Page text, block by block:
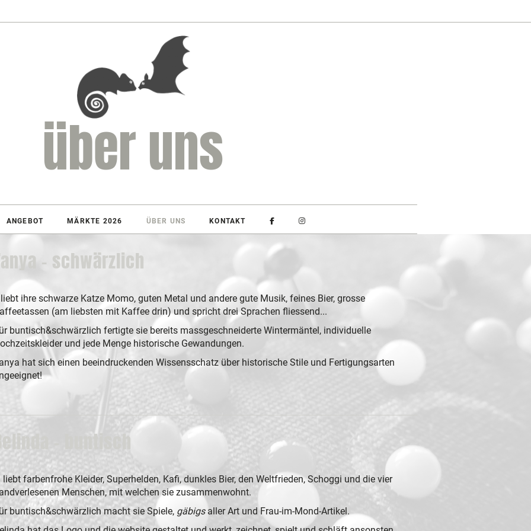
über uns
ANGEBOT MÄRKTE 2026 ÜBER UNS KONTAKT
- schwärzlich
ihre schwarze Katze Momo, guten Metal und andere gute Musik, feines Bier, grosse
(am liebsten mit Kaffee drin) und spricht drei Sprachen fliessend...
buntisch&schwärzlich fertigte sie bereits massgeschneiderte Wintermäntel, individuelle
und jede Menge historische Gewandungen.
hat sich einen beeindruckenden Wissensschatz über historische Stile und Fertigungsarten
- buntisch
liebt farbenfrohe Kleider, Superhelden, Kafi, dunkles Bier, den Weltfrieden, Schoggi und die vier
Menschen, mit welchen sie zusammenwohnt.
buntisch&schwärzlich macht sie Spiele, gäbigsaller Art und Frau-im-Mond-Artikel.